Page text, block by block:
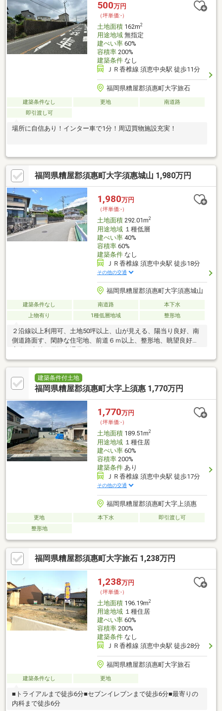
500万円
（坪単価:-）
土地面積162m2
用途地域無指定
建ぺい率60%
容積率200%
建築条件なし
ＪＲ香椎線 須恵中央駅 徒歩11分
福岡県糟屋郡須惠町大字旅石
建築条件なし 更地
南道路
即引渡し可
場所に自信あり！インター車で1分！周辺買物施設充実！
福岡県糟屋郡須惠町大字須惠城山 1,980万円
1,980万円
（坪単価:-）
土地面積292.01m2
用途地域１種低層
建ぺい率40%
容積率60%
建築条件なし
ＪＲ香椎線 須恵中央駅 徒歩18分
その他の交通
福岡県糟屋郡須惠町大字須惠城山
建築条件なし 南道路
本下水
上物有り
1種低層地域 整形地
２沿線以上利用可、土地50坪以上、山が見える、陽当り良好、南
側道路面す、閑静な住宅地、前道６ｍ以上、整形地、眺望良好、
高台に立地、周辺交通量少なめ
建築条件付土地
福岡県糟屋郡須惠町大字上須惠 1,770万円
1,770万円
（坪単価:-）
土地面積189.51m2
用途地域１種住居
建ぺい率60%
容積率200%
建築条件あり
ＪＲ香椎線 須恵中央駅 徒歩17分
その他の交通
福岡県糟屋郡須惠町大字上須惠
更地 本下水
即引渡し可
整形地
福岡県糟屋郡須惠町大字旅石 1,238万円
1,238万円
（坪単価:-）
土地面積196.19m2
用途地域１種住居
建ぺい率60%
容積率200%
建築条件なし
ＪＲ香椎線 須恵中央駅 徒歩28分
福岡県糟屋郡須惠町大字旅石
建築条件なし 更地
■トライアルまで徒歩6分■セブンイレブンまで徒歩6分■最寄りの
内科まで徒歩6分